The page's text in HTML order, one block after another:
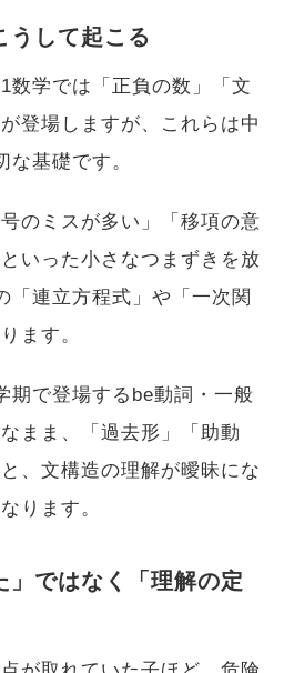
うして起こる
数学では「正負の数」「文
登場しますが、これらは中
基礎です。
のミスが多い」「移項の意
いった小さなつまずきを放
「連立方程式」や「一次関
ます。
期で登場するbe動詞・一般
まま、「過去形」「助動
、文構造の理解が曖昧にな
ります。
」ではなく「理解の定